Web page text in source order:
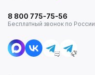
8 800 775-75-56
Бесплатный звонок по России